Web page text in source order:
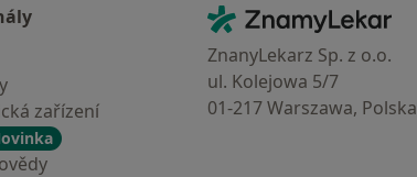
zařízení
Kontakt
ZnamyLekar - Hlavní stránka
ZnanyLekarz Sp. z o.o.
ul. Kolejowa 5/7
01-217 Warszawa, Polska